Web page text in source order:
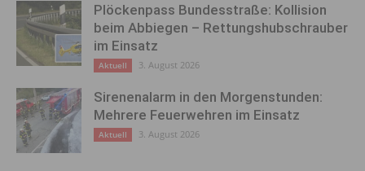
Plöckenpass Bundesstraße: Kollision
beim Abbiegen – Rettungshubschrauber
im Einsatz
Aktuell 3. August 2026
Sirenenalarm in den Morgenstunden:
Mehrere Feuerwehren im Einsatz
Aktuell 3. August 2026